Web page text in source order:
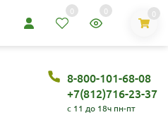
0 0 0
8-800-101-68-08
+7(812)716-23-37
c 11 до 18ч пн-пт